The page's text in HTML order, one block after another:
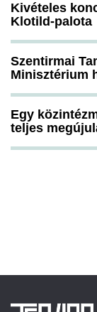
Kivételes
Klotild-palota
Szentirmai
Minisztérium
Egy
teljes